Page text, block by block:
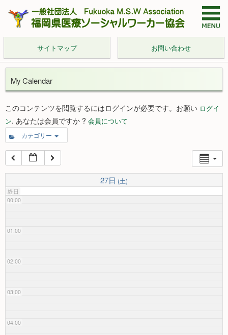
サイトマップ お問い合わせ
My Calendar
このコンテンツを閲覧するにはログインが必要です。お願い ログイ
ン. あなたは会員ですか ? 会員について
カテゴリー
27日 (土)
終日
00:00
01:00
02:00
03:00
04:00